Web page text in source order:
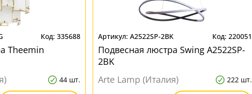
335688
Theemin
44 шт.
A2522SP-2BK 220051
Подвесная люстра Swing A2522SP-
2BK
Arte Lamp (Италия)
222 шт.